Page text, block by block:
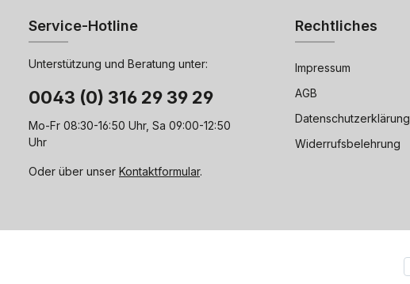
Service-Hotline
Unterstützung und Beratung unter:
0043 (0) 316 29 39 29
Mo-Fr 08:30-16:50 Uhr, Sa 09:00-12:50
Uhr
Oder über unser Kontaktformular.
Rechtliches
Impressum
AGB
Datenschutzerklärung
Widerrufsbelehrung